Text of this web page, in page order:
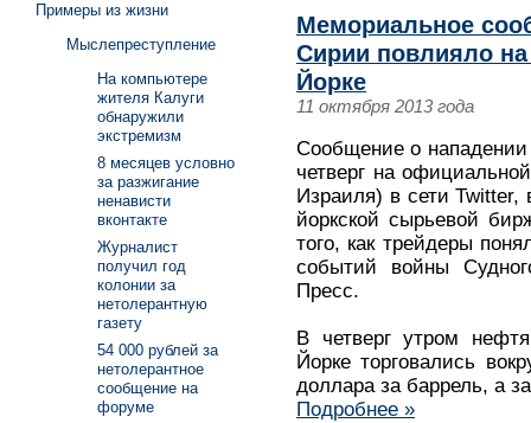
Мемориальное
Сирии повлияло
Йорке
11 октября 2013 года
Сообщение о
четверг на
Израиля) в сети
йоркской сырьевой
того, как трейдеры
событий войны
Пресс.
В четверг утром
Йорке торговались
доллара за баррель, а
Подробнее »
Примеры из жизни
Мыслепреступление
На компьютере
жителя Калуги
обнаружили
экстремизм
8 месяцев условно
за разжигание
ненависти
вконтакте
Журналист
получил год
колонии за
нетолерантную
газету
54 000 рублей за
нетолерантное
сообщение на
форуме